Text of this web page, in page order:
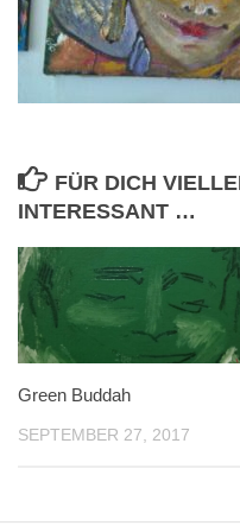
FÜR DICH
INTERESSANT …
Green Buddah
SEPTEMBER 27, 2017